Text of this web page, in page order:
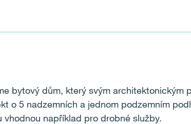
bytový dům, který svým architektonickým
o 5 nadzemních a jednom podzemním
například pro drobné služby.